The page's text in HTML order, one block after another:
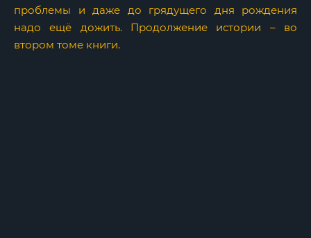
проблемы и даже до грядущего дня рождения
надо ещё дожить. Продолжение истории – во
втором томе книги.